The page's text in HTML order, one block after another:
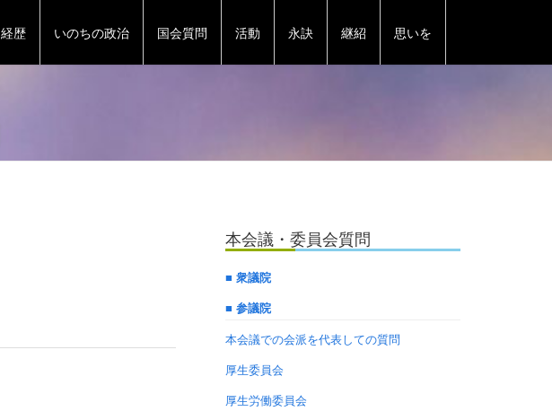
経歴 いのちの政治 国会質問 活動 永訣 継紹 思いを
本会議・委員会質問
■ 衆議院
■ 参議院
本会議での会派を代表しての質問
厚生委員会
厚生労働委員会